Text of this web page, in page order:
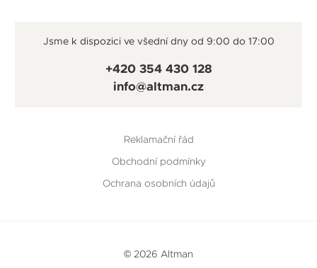
Jsme k dispozici ve všední dny od 9:00 do 17:00
+420 354 430 128
info@altman.cz
Reklamační řád
Obchodní podmínky
Ochrana osobních údajů
© 2026 Altman